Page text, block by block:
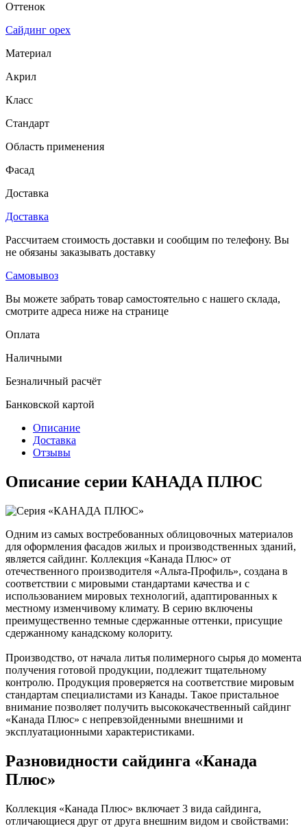
Оттенок
Сайдинг орех
Материал
Акрил
Класс
Стандарт
Область применения
Фасад
Доставка
Доставка
Рассчитаем стоимость доставки и сообщим по телефону. Вы
не обязаны заказывать доставку
Самовывоз
Вы можете забрать товар самостоятельно с нашего склада,
смотрите адреса ниже на странице
Оплата
Наличными
Безналичный расчёт
Банковской картой
Описание
Доставка
Отзывы
Описание серии КАНАДА ПЛЮС
Одним из самых востребованных облицовочных материалов
для оформления фасадов жилых и производственных зданий,
является сайдинг. Коллекция «Канада Плюс» от
отечественного производителя «Альта-Профиль», создана в
соответствии с мировыми стандартами качества и с
использованием мировых технологий, адаптированных к
местному изменчивому климату. В серию включены
преимущественно темные сдержанные оттенки, присущие
сдержанному канадскому колориту.
Производство, от начала литья полимерного сырья до момента
получения готовой продукции, подлежит тщательному
контролю. Продукция проверяется на соответствие мировым
стандартам специалистами из Канады. Такое пристальное
внимание позволяет получить высококачественный сайдинг
«Канада Плюс» с непревзойденными внешними и
эксплуатационными характеристиками.
Разновидности сайдинга «Канада
Плюс»
Коллекция «Канада Плюс» включает 3 вида сайдинга,
отличающиеся друг от друга внешним видом и свойствами: